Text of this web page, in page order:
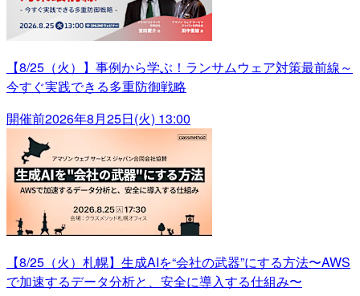
【8/25（火）】事例から学ぶ！ランサムウェア対策最前線～
今すぐ実践できる多重防御戦略
開催前2026年8月25日(火) 13:00
【8/25（火）札幌】生成AIを“会社の武器”にする方法〜AWS
で加速するデータ分析と、安全に導入する仕組み〜